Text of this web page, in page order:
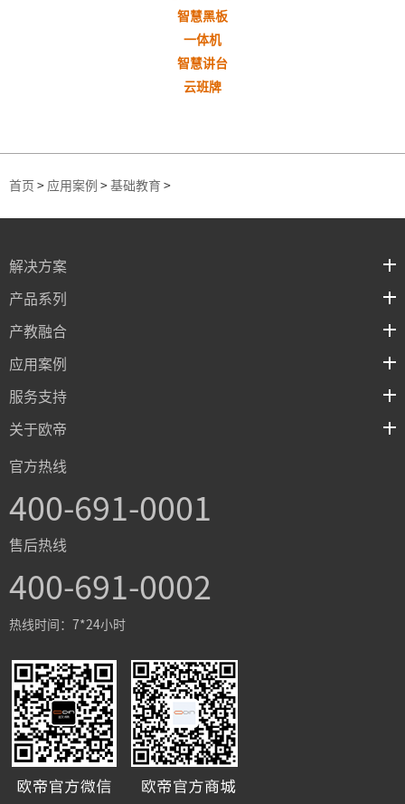
智慧黑板
一体机
智慧讲台
云班牌
首页 > 应用案例 > 基础教育 >
解决方案
产品系列
产教融合
应用案例
服务支持
关于欧帝
官方热线
400-691-0001
售后热线
400-691-0002
热线时间：7*24小时